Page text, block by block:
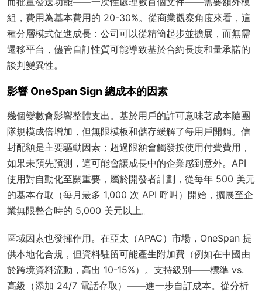
組，費用為基本費用的 20-30%。從商業觀察角度來看，這
種分層模式促進成長：公司可以從精簡起步並擴展，而無需
遷移平台，儘管自訂性質可能導致基於合約長度和量承諾的
談判變異性。
影響 OneSpan Sign 總成本的因素
幾個變數會影響整體支出。基於用戶的許可意味著成本隨團
隊規模成倍增加，但無限模板和儲存緩解了每用戶開銷。信
封配額是主要驅動因素；超過限額會觸發按使用付費費用，
如果未預先預測，這可能會讓成長中的企業感到意外。API
使用對自動化至關重要，屬於開發者計劃，從每年 500 美元
的基本存取（每月最多 1,000 次 API 呼叫）開始，擴展至企
業無限整合時的 5,000 美元以上。
區域因素也發揮作用。在亞太（APAC）市場，OneSpan 提
供本地化合規，但資料駐留可能產生附加費（例如在中國由
於跨境資料流動，高出 10-15%）。支持級別——標準 vs.
高級（添加 24/7 電話存取）——進一步自訂成本。從分析